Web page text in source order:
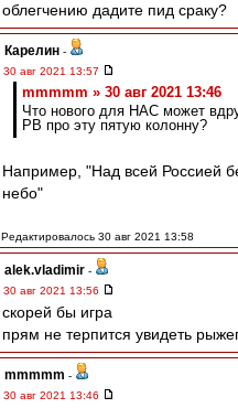
облегчению дадите пид сраку?
Карелин -
30 авг 2021 13:57
mmmmm » 30 авг 2021 13:46
Что нового для НАС может
РВ про эту пятую колонну?
Например, "Над всей Россией
небо"
Редактировалось 30 авг 2021 13:58
alek.vladimir -
30 авг 2021 13:56
скорей бы игра
прям не терпится увидеть
mmmmm -
30 авг 2021 13:46